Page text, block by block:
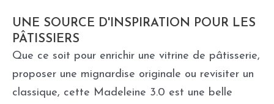
UNE SOURCE D'INSPIRATION POUR LES
PÂTISSIERS
Que ce soit pour enrichir une vitrine de pâtisserie,
proposer une mignardise originale ou revisiter un
classique, cette Madeleine 3.0 est une belle